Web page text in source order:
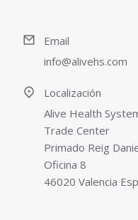
Email
info@alivehs.com
Localización
Alive Health
Trade Center
Primado Reig
Oficina 8
46020 Valencia